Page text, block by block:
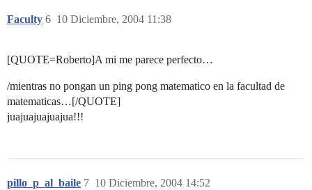
Faculty 10 Diciembre, 2004 11:38
6
[QUOTE=Roberto]A mi me parece perfecto…
/mientras no pongan un ping pong matematico en la facultad de
matematicas…[/QUOTE]
juajuajuajuajua!!!
pillo_p_al_baile 10 Diciembre, 2004 14:52
7